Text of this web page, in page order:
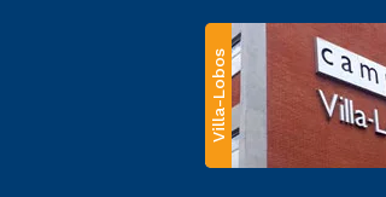
Villa-Lobos